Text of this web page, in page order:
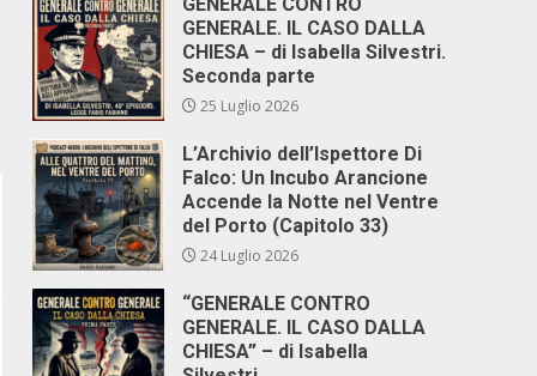
GENERALE. IL CASO DALLA
CHIESA – di Isabella Silvestri.
Seconda parte
25 Luglio 2026
L’Archivio dell’Ispettore Di
Falco: Un Incubo Arancione
Accende la Notte nel Ventre
del Porto (Capitolo 33)
24 Luglio 2026
“GENERALE CONTRO
GENERALE. IL CASO DALLA
CHIESA” – di Isabella